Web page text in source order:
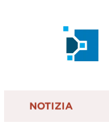
NOTIZIA